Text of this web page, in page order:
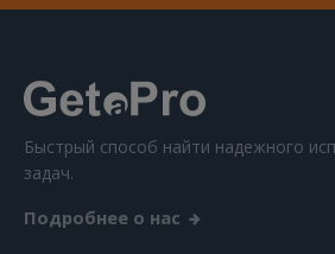
Быстрый способ найти надежного
задач.
Подробнее о нас